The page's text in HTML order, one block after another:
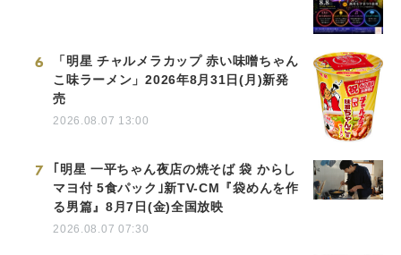
6
「明星 チャルメラカップ 赤い味噌ちゃん
こ味ラーメン」2026年8月31日(月)新発
売
2026.08.07 13:00
7
｢明星 一平ちゃん夜店の焼そば 袋 からし
マヨ付 5食パック｣新TV-CM『袋めんを作
る男篇』8月7日(金)全国放映
2026.08.07 07:30